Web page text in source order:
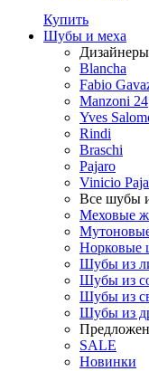
Купить
Шубы и меха
Дизайнеры
Blancha
Fabio
Manzoni 24
Yves
Rindi
Braschi
Pajaro
Vinicio
Все шубы
Меховые
Норковые
Шубы из
Шубы из
Шубы из
Шубы из
SALE
Новинки